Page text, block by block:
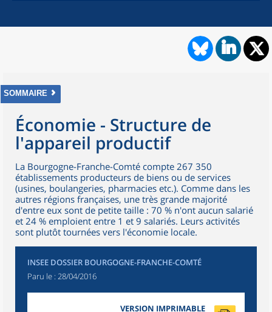
SOMMAIRE
Économie - Structure de
l'appareil productif
La Bourgogne-Franche-Comté compte 267 350
établissements producteurs de biens ou de services
(usines, boulangeries, pharmacies etc.). Comme dans les
autres régions françaises, une très grande majorité
d'entre eux sont de petite taille : 70 % n'ont aucun salarié
et 24 % emploient entre 1 et 9 salariés. Leurs activités
sont plutôt tournées vers l'économie locale.
INSEE DOSSIER BOURGOGNE-FRANCHE-COMTÉ
Paru le : 28/04/2016
VERSION IMPRIMABLE